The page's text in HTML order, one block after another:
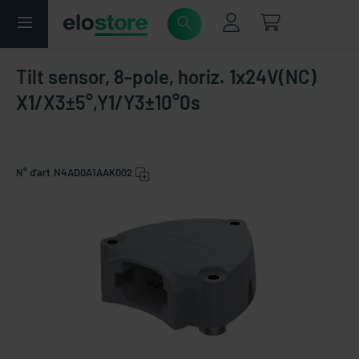
Tilt sensor, 8-pole, horiz. 1x24V(NC)
X1/X3±5°,Y1/Y3±10°0s
N° d'art. N4AD0A1AAK002